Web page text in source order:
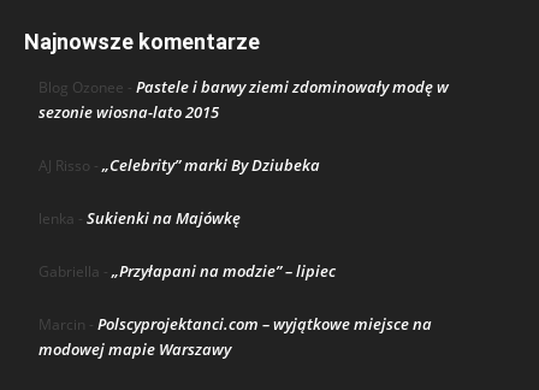
Najnowsze komentarze
Blog Ozonee - Pastele i barwy ziemi zdominowały modę w
sezonie wiosna-lato 2015
AJ Risso - „Celebrity” marki By Dziubeka
lenka - Sukienki na Majówkę
Gabriella - „Przyłapani na modzie” – lipiec
Marcin - Polscyprojektanci.com – wyjątkowe miejsce na
modowej mapie Warszawy